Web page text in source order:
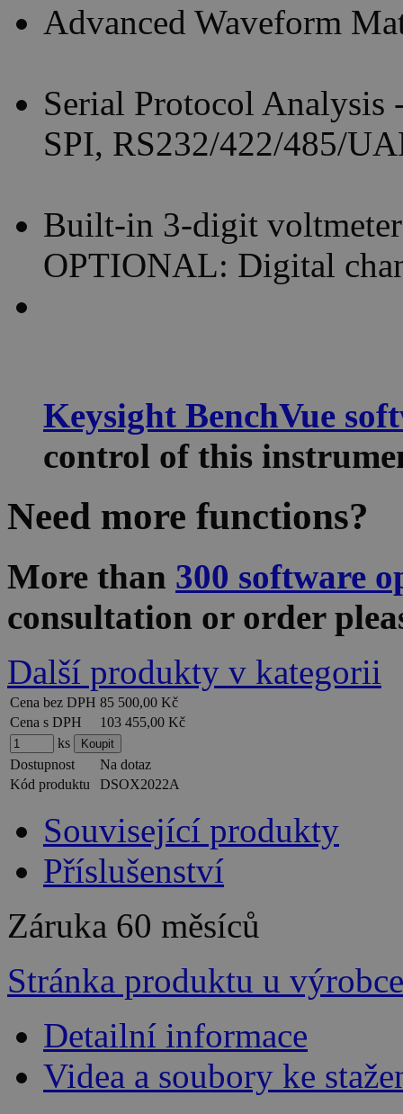
Advanced Waveform
Serial Protocol
SPI, RS232/422/485/
Built-in 3-digit
OPTIONAL: Digital
Keysight BenchVue
control of this
Need more functions?
More than 300 software
consultation or order
Další produkty v kategorii
Cena bez DPH 85 500,00 Kč
Cena s DPH
103 455,00 Kč
ks
Dostupnost
Na dotaz
Kód produktu
DSOX2022A
Související produkty
Příslušenství
Záruka 60 měsíců
Stránka produktu u výrobce
Detailní informace
Videa a soubory ke